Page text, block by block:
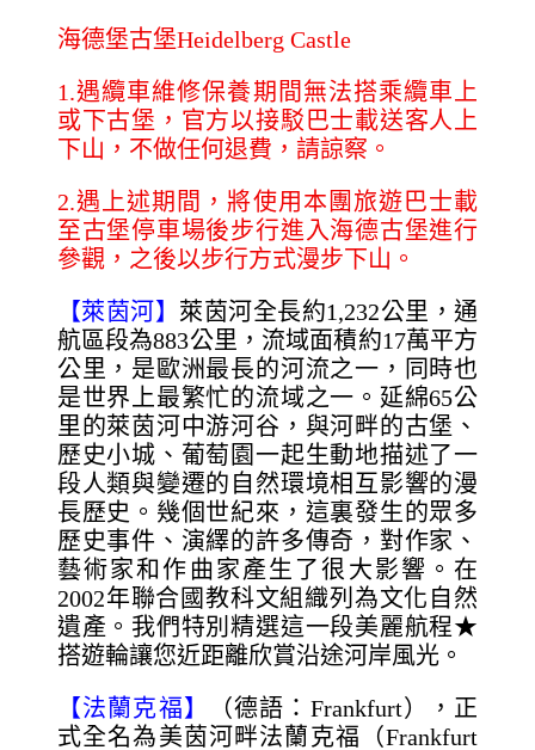
海德堡古堡Heidelberg Castle
1.遇纜車維修保養期間無法搭乘纜車上
或下古堡，官方以接駁巴士載送客人上
下山，不做任何退費，請諒察。
2.遇上述期間，將使用本團旅遊巴士載
至古堡停車場後步行進入海德古堡進行
參觀，之後以步行方式漫步下山。
【萊茵河】 萊茵河全長約1,232公里，通
航區段為883公里，流域面積約17萬平方
公里，是歐洲最長的河流之一，同時也
是世界上最繁忙的流域之一。延綿65公
里的萊茵河中游河谷，與河畔的古堡、
歷史小城、葡萄園一起生動地描述了一
段人類與變遷的自然環境相互影響的漫
長歷史。幾個世紀來，這裏發生的眾多
歷史事件、演繹的許多傳奇，對作家、
藝術家和作曲家產生了很大影響。在
2002年聯合國教科文組織列為文化自然
遺產。我們特別精選這一段美麗航程★
搭遊輪讓您近距離欣賞沿途河岸風光。
【法蘭克福】
（德語：Frankfurt），正
式全名為美茵河畔法蘭克福（Frankfurt